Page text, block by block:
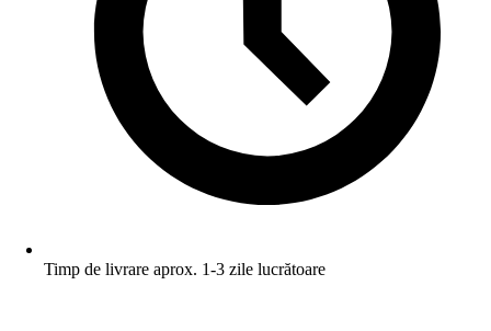
Timp de livrare aprox. 1-3 zile lucrătoare